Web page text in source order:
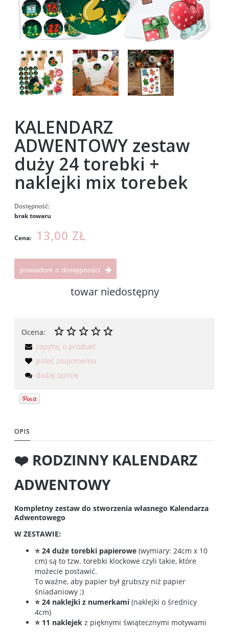
KALENDARZ
ADWENTOWY zestaw
duży 24 torebki +
naklejki mix torebek
Dostępność:
brak towaru
Cena: 13,00 ZŁ
powiadom o dostępności
towar niedostępny
Ocena:
zapytaj o produkt
poleć znajomemu
dodaj opinię
OPIS
❤️ RODZINNY KALENDARZ
ADWENTOWY
Kompletny zestaw do stworzenia własnego Kalendarza
Adwentowego
W ZESTAWIE:
⭐ 24 duże torebki papierowe (wymiary: 24cm x 10
cm) są to tzw. torebki klockowe czyli takie, które
możecie postawić.
To ważne, aby papier był grubszy niż papier
śniadaniowy ;)
⭐ 24 naklejki z numerkami (naklejki o średnicy
4cm)
⭐ 11 naklejek z pięknymi świątecznymi motywami